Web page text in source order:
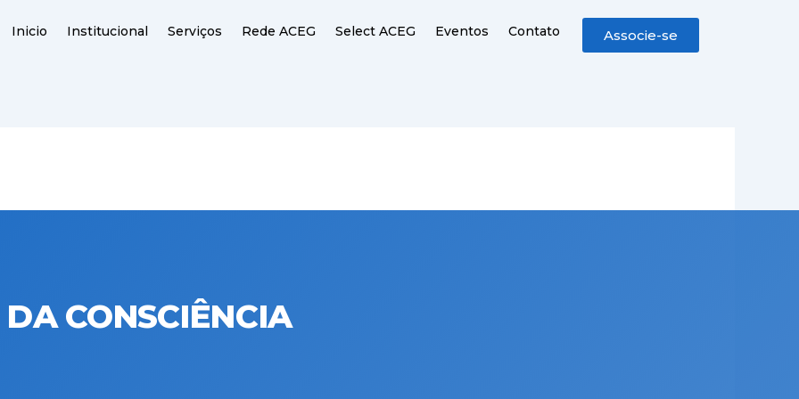
Inicio Institucional Serviços Rede ACEG Select ACEG Eventos Contato Associe-se
CONSCIÊNCIA